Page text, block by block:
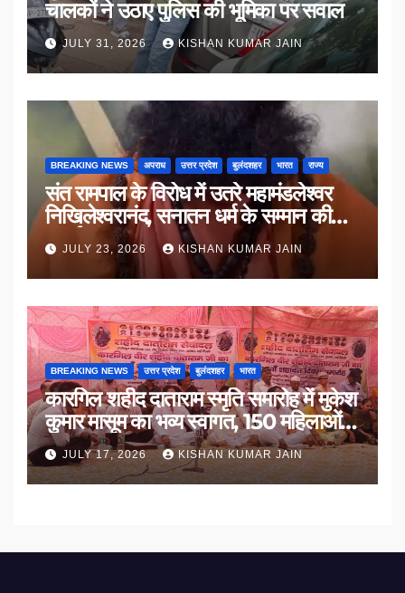
चालकों ने उठाए पुलिस की भूमिका पर सवाल
JULY 31, 2026 KISHAN KUMAR JAIN
BREAKING NEWS अपराध उत्तर प्रदेश बुलंदशहर भारत राज्य
संत रामपाल के विरोध में उतरे महामंडलेश्वर
निखिलेश्वरानंद, सनातन धर्म के सम्मान की
उठाई मांग
JULY 23, 2026 KISHAN KUMAR JAIN
BREAKING NEWS उत्तर प्रदेश बुलंदशहर भारत
कारगिल शहीद दाताराम स्मृति समारोह में मुकेश
कुमार मासूम का भव्य स्वागत, 150 महिलाओं
का सम्मान
JULY 17, 2026 KISHAN KUMAR JAIN